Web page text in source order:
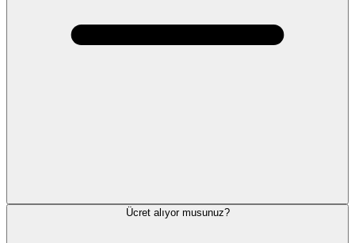
Ücret alıyor musunuz?